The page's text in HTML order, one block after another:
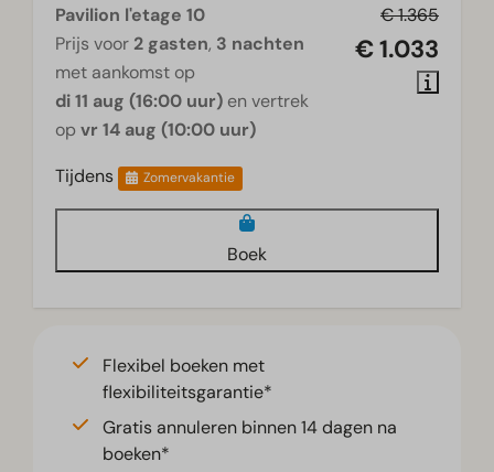
€ 1.365
€ 1.033
Pavilion l'etage 10
Prijs voor 2 gasten, 3 nachten
met aankomst op
di 11 aug (16:00 uur) en vertrek
op vr 14 aug (10:00 uur)
Tijdens
Zomervakantie
Boek
Flexibel boeken met
flexibiliteitsgarantie*
Gratis annuleren binnen 14 dagen na
boeken*